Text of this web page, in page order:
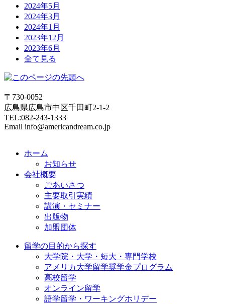
2024年5月
2024年3月
2024年1月
2023年12月
2023年6月
全て見る
〒730-0052
広島県広島市中区千田町2-1-2
TEL:082-243-1333
Email info@americandream.co.jp
ホーム
お知らせ
会社概要
ごあいさつ
主要取引実績
講演・セミナー
出版物
加盟団体
留学の目的から探す
大学院・大学・短大・専門学校
アメリカ大学留学奨学金プログラム
高校留学
オンライン留学
語学留学・ワーキングホリデー